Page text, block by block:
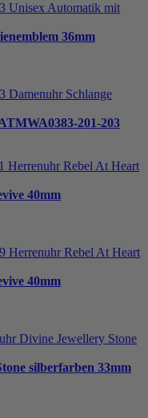
36mm
WA0383-201-203
40mm
40mm
silberfarben 33mm